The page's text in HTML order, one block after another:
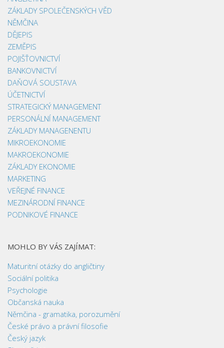
ZÁKLADY SPOLEČENSKÝCH VĚD
NĚMČINA
DĚJEPIS
ZEMĚPIS
POJIŠŤOVNICTVÍ
BANKOVNICTVÍ
DAŇOVÁ SOUSTAVA
ÚČETNICTVÍ
STRATEGICKÝ MANAGEMENT
PERSONÁLNÍ MANAGEMENT
ZÁKLADY MANAGENENTU
MIKROEKONOMIE
MAKROEKONOMIE
ZÁKLADY EKONOMIE
MARKETING
VEŘEJNÉ FINANCE
MEZINÁRODNÍ FINANCE
PODNIKOVÉ FINANCE
MOHLO BY VÁS ZAJÍMAT:
Maturitní otázky do angličtiny
Sociální politika
Psychologie
Občanská nauka
Němčina - gramatika, porozumění
České právo a právní filosofie
Český jazyk